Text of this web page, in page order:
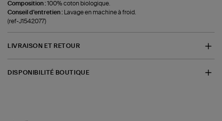
Composition :100% coton biologique.
Conseil d'entretien : Lavage en machine à froid.
(ref-J1542077)
LIVRAISON ET RETOUR
DISPONIBILITÉ BOUTIQUE